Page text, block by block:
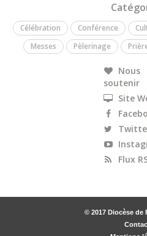
Célébration Conférence
Messes
Pèlerinage
Nous
soutenir
Site
Flux
© 2017 Diocèse de